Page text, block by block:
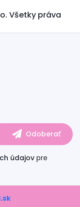
Všetky práva
údajov pre